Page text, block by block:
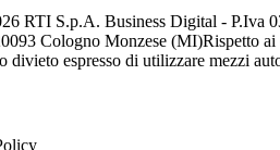
RTI S.p.A. Business Digital - P.Iva
Cologno Monzese (MI)Rispetto ai
divieto espresso di utilizzare mezzi